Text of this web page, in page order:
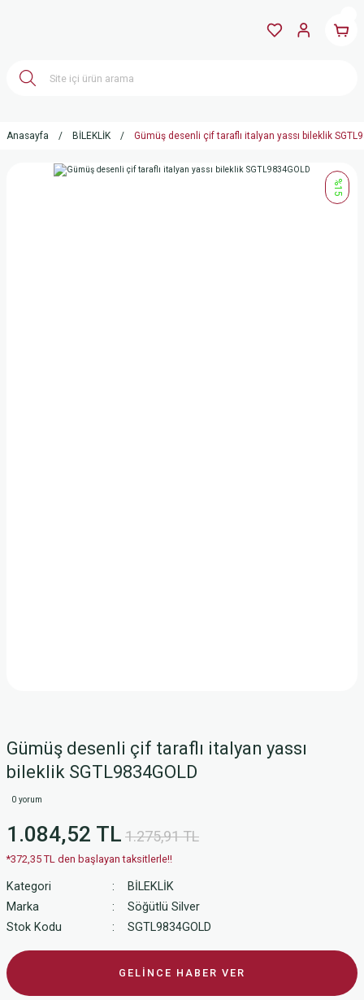
Anasayfa BİLEKLİK Gümüş desenli çif taraflı italyan yassı bileklik
%15
Gümüş desenli çif taraflı italyan yassı
bileklik SGTL9834GOLD
0 yorum
1.084,52 TL 1.275,91 TL
*372,35 TL den başlayan taksitlerle!!
Kategori
BİLEKLİK
Marka
Söğütlü Silver
Stok Kodu
SGTL9834GOLD
GELİNCE HABER VER